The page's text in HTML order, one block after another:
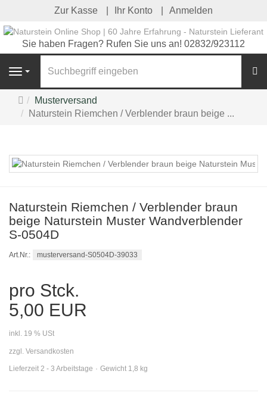
Zur Kasse Ihr Konto Anmelden
Sie haben Fragen? Rufen Sie uns an! 02832/923112
Navigation
Startseite
Musterversand
Naturstein Riemchen / Verblender braun beige ...
Naturstein Riemchen / Verblender braun
beige Naturstein Muster Wandverblender
S-0504D
Art.Nr.: musterversand-S0504D-39033
pro Stck.
5,00 EUR
inkl. 19 % USt
zzgl. Versandkosten
Lieferzeit 2 - 3 Arbeitstage Gewicht 1,8 kg